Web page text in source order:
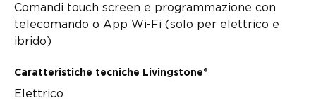
Comandi touch screen e programmazione con
telecomando o App Wi-Fi (solo per elettrico e
ibrido)
Caratteristiche tecniche Livingstone®
Elettrico